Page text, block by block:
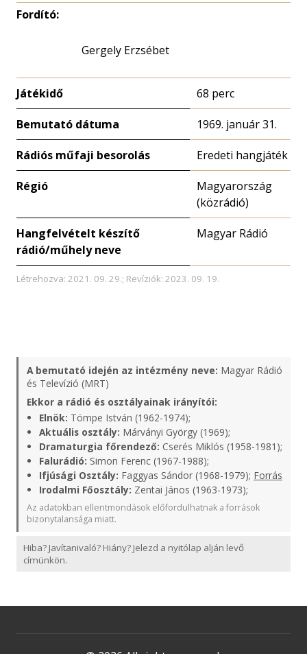
Fordító:
Gergely Erzsébet
Játékidő 68 perc
Bemutató dátuma 1969. január 31.
Rádiós műfaji besorolás Eredeti hangjáték
Régió
Magyarország
(közrádió)
Hangfelvételt készítő
rádió/műhely neve
Magyar Rádió
Létrehozva: 2021. 09. 29.; Revíziók: 2023. 09. 19.
A bemutató idején az intézmény neve: Magyar Rádió
és Televízió (MRT)
Ekkor a rádió és osztályainak irányítói:
Elnök: Tömpe István (1962-1974);
Aktuális osztály: Márványi György (1969);
Dramaturgia főrendező: Cserés Miklós (1958-1981);
Falurádió: Simon Ferenc (1967-1988);
Ifjúsági Osztály: Faggyas Sándor (1968-1979); Forrás
Irodalmi Főosztály: Zentai János (1963-1973);
Az adatokban ellentmondások előfordulhatnak a források
bizonytalansága miatt.
Hiba? Javítanivaló? Hiány? Jelezd a nyitólap alján levő
címünkön.